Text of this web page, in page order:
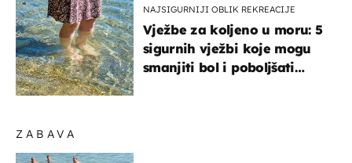
ZABAVA
NAJSIGURNIJI OBLIK REKREACIJE
Vježbe za koljeno u moru: 5
sigurnih vježbi koje mogu
smanjiti bol i poboljšati